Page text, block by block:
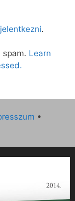
.
spam. Learn
•